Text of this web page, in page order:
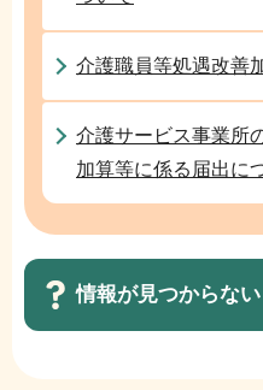
介護職員等処遇改善
介護サービス事業所
加算等に係る届出に
情報が見つからな